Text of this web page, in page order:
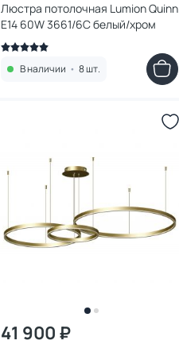
Люстра потолочная Lumion Quinn
E14 60W 3661/6C белый/хром
В наличии • 8 шт.
41 900 ₽